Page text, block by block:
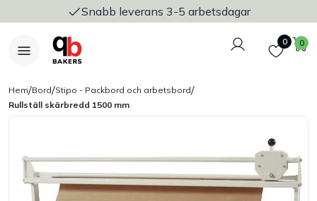
Snabb leverans 3-5 arbetsdagar
Logga in
Favoriter
0 0
Bakers Pureline
Hem/Bord/Stipo - Packbord och arbetsbord/
Rullställ skärbredd 1500 mm